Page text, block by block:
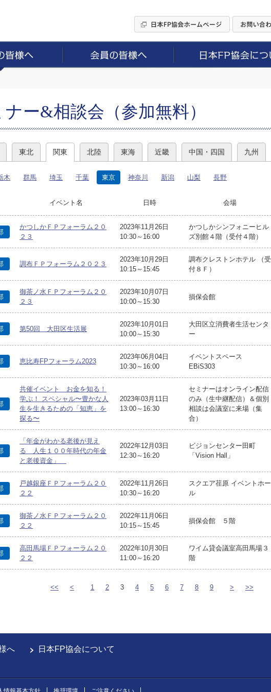
ナー&相談会（参加無料）
東北 関東 北陸 東海 近畿 中国・四国 九州
木 群馬 埼玉 千葉 東京 神奈川 新潟 山梨 長野
イベント名 日時 会場
かつしかＦＰフォーラム２０
２３
2023年11月26日
10:30～16:00
かつしかシンフォニーヒル
ズ別館４階（受付４階）
調布ＦＰフォーラム２０２３
2023年10月29日
10:15～15:45
調布クレストンホテル （受
付８Ｆ）
御茶ノ水ＦＰフォーラム２０
２３
2023年10月07日
10:00～15:30
損保会館
第50回 大田区生活展
2023年10月01日
10:00～15:30
大田区立消費者生活センタ
ー
恵比寿FPフォーラム2023
2023年06月04日
10:30～16:00
イベントスペース
EBiS303
共催イベント お金を知る！
学ぶ！ スペシャル〜豊かな人
生を生きるための「知恵」を
探る〜
2023年03月11日
13:00～16:30
セミナーはオンライン配信
のみ（生中継配信）＆個別
相談は会議室に来場（集
合）
「年金がわかる老後が見え
る 人生１００年時代の年金
と老後資金」
2022年12月03日
12:30～16:20
ビジョンセンター田町
「Vision Hall」
戸越銀座ＦＰフォーラム２０
２２
2022年11月26日
10:30～16:20
スクエア荏原 イベントホー
ル
御茶ノ水ＦＰフォーラム２０
２２
2022年11月06日
10:15～15:45
損保会館 ５階
高田馬場ＦＰフォーラム２０
２２
2022年10月30日
11:00～16:20
ワイム貸会議室高田馬場３
階
<< < 1 2 3 4 5 6 7 8 9 > >>
へ 日本FP協会について